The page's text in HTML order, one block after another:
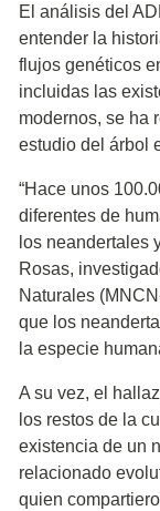
El análisis del
entender la
flujos genéticos
incluidas las
modernos, se ha
estudio del árbol
“Hace unos
diferentes de
los neandertales
Rosas,
Naturales
que los
la especie
A su vez, el
los restos de la
existencia de un
relacionado
quien